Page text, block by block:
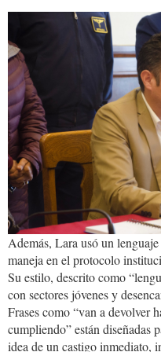
Además, Lara usó un
maneja en el protocolo
Su estilo, descrito como
con sectores jóvenes y
Frases como “van a devolver
cumpliendo” están diseñadas
idea de un castigo inmediato,